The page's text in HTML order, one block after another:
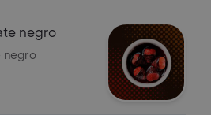
negro
negro